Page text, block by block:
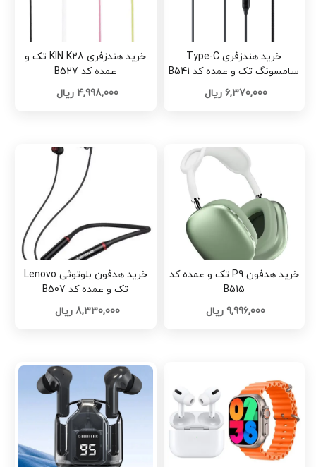
خرید هندزفری Type-C
سامسونگ تک و عمده کد B541
6,370,000 ریال
خرید هندزفری KIN K28 تک و
عمده کد B527
4,998,000 ریال
خرید هدفون P9 تک و عمده کد
B515
9,996,000 ریال
خرید هدفون بلوتوثی Lenovo
تک و عمده کد B507
8,330,000 ریال